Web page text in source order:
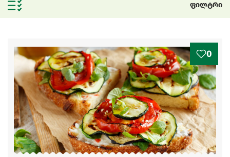
ფილტრი
0